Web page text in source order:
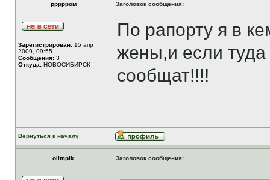
ррррром Заголовок сообщения:
Зарегистрирован: 15 апр
2009, 09:55
Сообщения: 3
Откуда: НОВОСИБИРСК
По рапорту я в
жены,и если туда
сообщат!!!!
Вернуться к началу
olimpik Заголовок сообщения: